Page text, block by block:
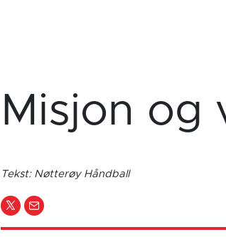
Misjon og
Tekst: Nøtterøy Håndball